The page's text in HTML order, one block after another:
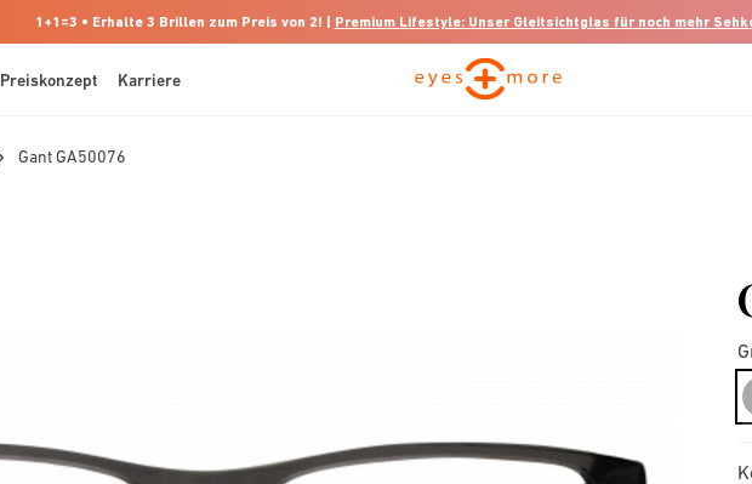
1+1=3 • Erhalte 3 Brillen zum Preis von 2! | Premium Lifestyle: Unser Gleitsichtglas für noch mehr
Preiskonzept Karriere
Gant GA50076